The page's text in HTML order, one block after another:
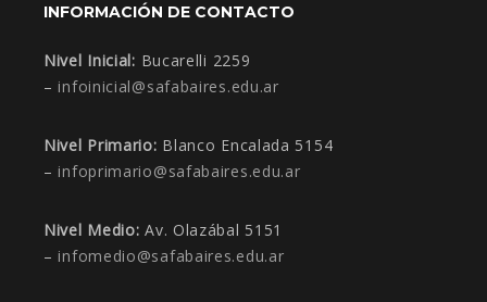
INFORMACIÓN DE CONTACTO
Nivel Inicial: Bucarelli 2259
– infoinicial@safabaires.edu.ar
Nivel Primario: Blanco Encalada 5154
– infoprimario@safabaires.edu.ar
Nivel Medio: Av. Olazábal 5151
– infomedio@safabaires.edu.ar